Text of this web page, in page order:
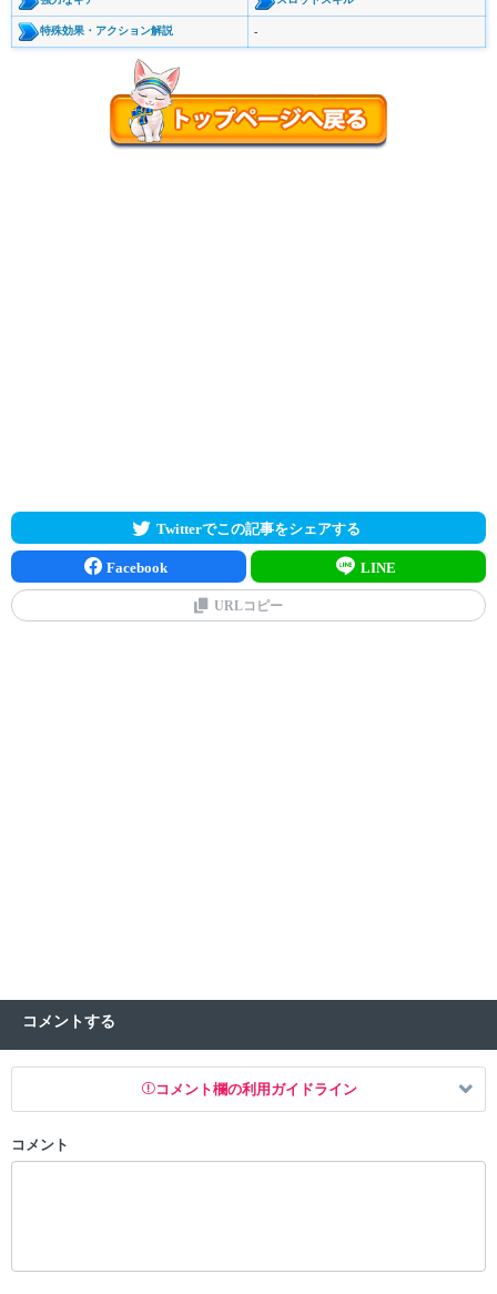
特殊効果・アクション解説 -
Twitterでこの記事をシェアする
Facebook LINE
URLコピー
コメントする
コメント欄の利用ガイドライン
以下の書き込みを禁止とし、場合によってはコメント削除や書き込み制
コメント